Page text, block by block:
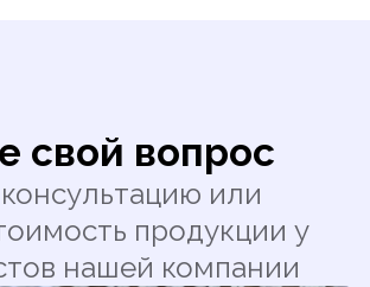
свой вопрос
или
продукции у
нашей компании